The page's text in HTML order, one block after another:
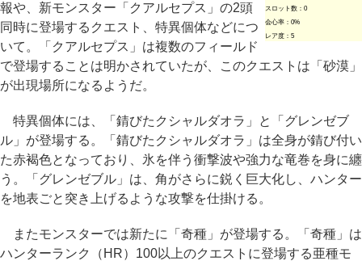
スロット数：0
会心率：0%
レア度：5
報や、新モンスター「クアルセプス」の2頭
同時に登場するクエスト、特異個体などにつ
いて。「クアルセプス」は複数のフィールド
で登場することは明かされていたが、このクエストは「砂漠」
が出現場所になるようだ。
特異個体には、「錆びたクシャルダオラ」と「グレンゼブ
ル」が登場する。「錆びたクシャルダオラ」は全身が錆び付い
た赤褐色となっており、氷を伴う衝撃波や強力な竜巻を身に纏
う。「グレンゼブル」は、角がさらに鋭く巨大化し、ハンター
を地表ごと突き上げるような攻撃を仕掛ける。
またモンスターでは新たに「奇種」が登場する。「奇種」は
ハンターランク（HR）100以上のクエストに登場する亜種モ